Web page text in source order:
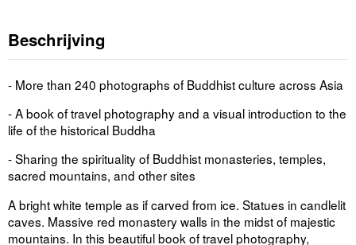
Beschrijving
- More than 240 photographs of Buddhist culture across Asia
- A book of travel photography and a visual introduction to the
life of the historical Buddha
- Sharing the spirituality of Buddhist monasteries, temples,
sacred mountains, and other sites
A bright white temple as if carved from ice. Statues in candlelit
caves. Massive red monastery walls in the midst of majestic
mountains. In this beautiful book of travel photography,